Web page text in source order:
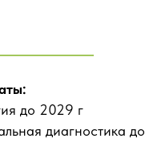
до 2029 г
диагностика